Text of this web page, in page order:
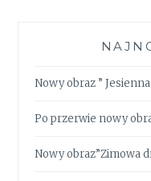
Nowy obraz ”
Po przerwie nowy
Nowy obraz”Zimowa